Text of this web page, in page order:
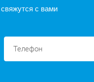
с вами